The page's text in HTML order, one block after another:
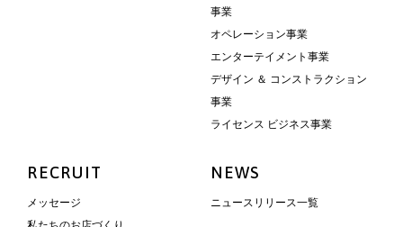
事業
オペレーション事業
エンターテイメント事業
デザイン ＆ コンストラクション
事業
ライセンス ビジネス事業
RECRUIT
メッセージ
NEWS
ニュースリリース一覧